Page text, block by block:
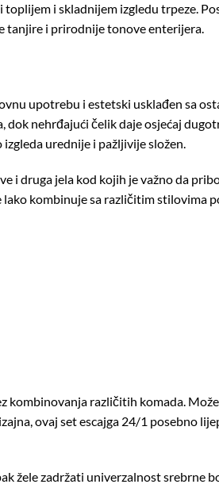
i skladnijem izgledu trpeze.
tanjire i prirodnije tonove enterijera.
upotrebu i estetski usklađen sa
dok nehrđajući čelik daje osjećaj
urednije i pažljivije složen.
i druga jela kod kojih je važno da
kombinuje sa različitim stilovima
kombinovanja različitih komada.
ovaj set escajga 24/1 posebno
žele zadržati univerzalnost srebrne